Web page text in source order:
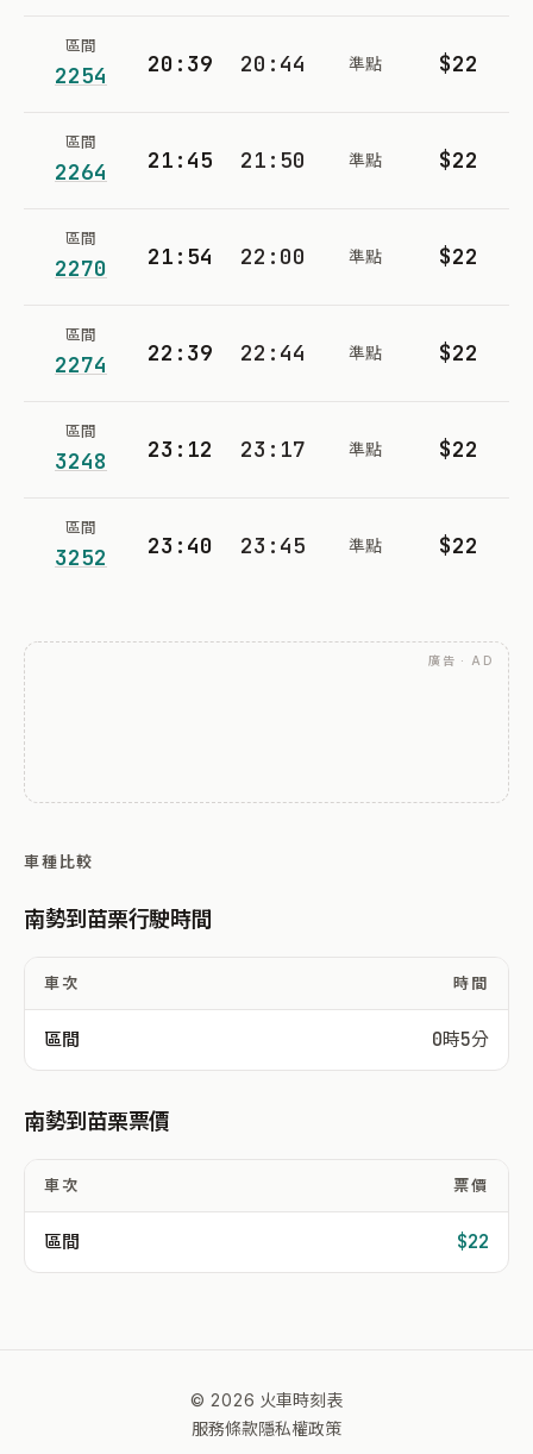
區間
2254 20:39 20:44 準點 $22
區間
2264 21:45 21:50 準點 $22
區間
2270 21:54 22:00 準點 $22
區間
2274 22:39 22:44 準點 $22
區間
3248 23:12 23:17 準點 $22
區間
3252 23:40 23:45 準點 $22
廣告 · AD
車種比較
南勢到苗栗行駛時間
車次 時間
區間 0時5分
南勢到苗栗票價
車次 票價
區間 $22
© 2026 火車時刻表
服務條款隱私權政策